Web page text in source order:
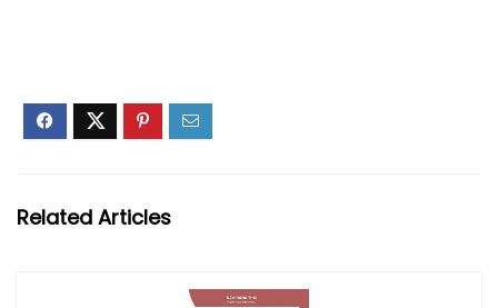
Related Articles